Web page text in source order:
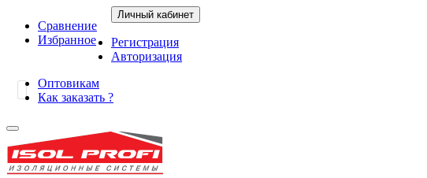
Сравнение
Избранное
Личный кабинет
Регистрация
Авторизация
Оптовикам
Как заказать ?